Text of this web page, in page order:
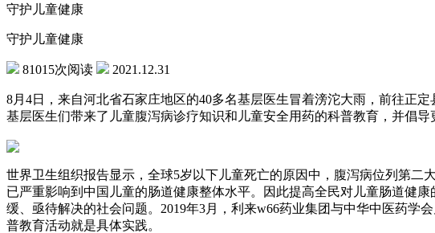
守护儿童健康
守护儿童健康
81015次阅读 2021.12.31
8月4日，来自河北省石家庄地区的40多名基层医生冒着滂沱大雨，前往正
基层医生们带来了儿童腹泻病诊疗知识和儿童安全用药的科普教育，并倡
世界卫生组织报告显示，全球5岁以下儿童死亡的原因中，腹泻病位列第二
已严重影响到中国儿童的肠道健康整体水平。因此提高全民对儿童肠道健
缓、亟待解决的社会问题。2019年3月，利来w66药业集团与中华中医药
普教育活动就是具体实践。